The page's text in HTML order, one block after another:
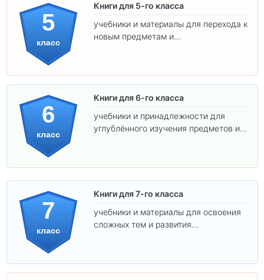
5
класс
Книги для 5-го класса
учебники и материалы для перехода к
новым предметам и
6
класс
Книги для 6-го класса
учебники и принадлежности для
углублённого изучения предметов и
7
класс
Книги для 7-го класса
учебники и материалы для освоения
сложных тем и развития